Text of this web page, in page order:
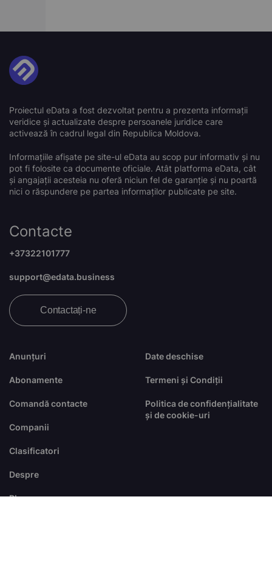
Proiectul eData a fost dezvoltat pentru a prezenta informații
veridice și actualizate despre persoanele juridice care
activează în cadrul legal din Republica Moldova.
Informațiile afișate pe site-ul eData au scop pur informativ și nu
pot fi folosite ca documente oficiale. Atât platforma eData, cât
și angajații acesteia nu oferă niciun fel de garanție și nu poartă
nici o răspundere pe partea informaților publicate pe site.
Anunțuri
Abonamente
Comandă contacte
Companii
Clasificatori
Despre
Blog
Date deschise
Termeni și Condiții
Politica de confidențialitate
și de cookie-uri
Contacte
+37322101777
support@edata.business
Contactați-ne